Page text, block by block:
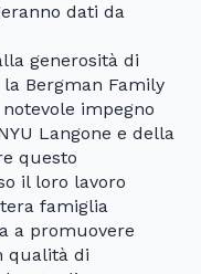
dati da
generosità di
Bergman Family
impegno
Langone e della
questo
il loro lavoro
famiglia
a promuovere
qualità di